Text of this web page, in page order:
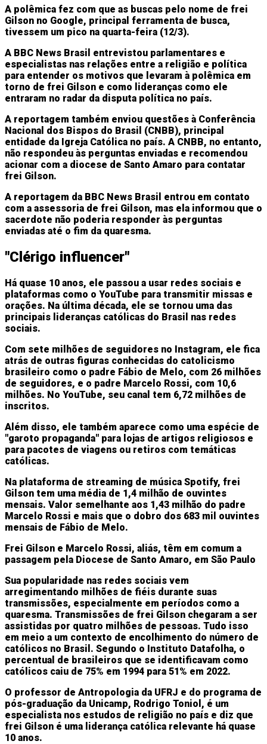
A polêmica fez com que as buscas pelo nome de frei
Gilson no Google, principal ferramenta de busca,
tivessem um pico na quarta-feira (12/3).
A BBC News Brasil entrevistou parlamentares e
especialistas nas relações entre a religião e política
para entender os motivos que levaram à polêmica em
torno de frei Gilson e como lideranças como ele
entraram no radar da disputa política no país.
A reportagem também enviou questões à Conferência
Nacional dos Bispos do Brasil (CNBB), principal
entidade da Igreja Católica no país. A CNBB, no entanto,
não respondeu às perguntas enviadas e recomendou
acionar com a diocese de Santo Amaro para contatar
frei Gilson.
A reportagem da BBC News Brasil entrou em contato
com a assessoria de frei Gilson, mas ela informou que o
sacerdote não poderia responder às perguntas
enviadas até o fim da quaresma.
"Clérigo influencer"
Há quase 10 anos, ele passou a usar redes sociais e
plataformas como o YouTube para transmitir missas e
orações. Na última década, ele se tornou uma das
principais lideranças católicas do Brasil nas redes
sociais.
Com sete milhões de seguidores no Instagram, ele fica
atrás de outras figuras conhecidas do catolicismo
brasileiro como o padre Fábio de Melo, com 26 milhões
de seguidores, e o padre Marcelo Rossi, com 10,6
milhões. No YouTube, seu canal tem 6,72 milhões de
inscritos.
Além disso, ele também aparece como uma espécie de
"garoto propaganda" para lojas de artigos religiosos e
para pacotes de viagens ou retiros com temáticas
católicas.
Na plataforma de streaming de música Spotify, frei
Gilson tem uma média de 1,4 milhão de ouvintes
mensais. Valor semelhante aos 1,43 milhão do padre
Marcelo Rossi e mais que o dobro dos 683 mil ouvintes
mensais de Fábio de Melo.
Frei Gilson e Marcelo Rossi, aliás, têm em comum a
passagem pela Diocese de Santo Amaro, em São Paulo
Sua popularidade nas redes sociais vem
arregimentando milhões de fiéis durante suas
transmissões, especialmente em períodos como a
quaresma. Transmissões de frei Gilson chegaram a ser
assistidas por quatro milhões de pessoas. Tudo isso
em meio a um contexto de encolhimento do número de
católicos no Brasil. Segundo o Instituto Datafolha, o
percentual de brasileiros que se identificavam como
católicos caiu de 75% em 1994 para 51% em 2022.
O professor de Antropologia da UFRJ e do programa de
pós-graduação da Unicamp, Rodrigo Toniol, é um
especialista nos estudos de religião no país e diz que
frei Gilson é uma liderança católica relevante há quase
10 anos.